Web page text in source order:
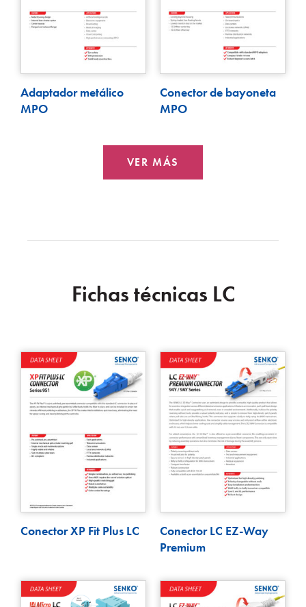
Adaptador metálico
MPO
Conector de bayoneta
MPO
VER MÁS
Fichas técnicas LC
Conector XP Fit Plus LC
Conector LC EZ-Way
Premium